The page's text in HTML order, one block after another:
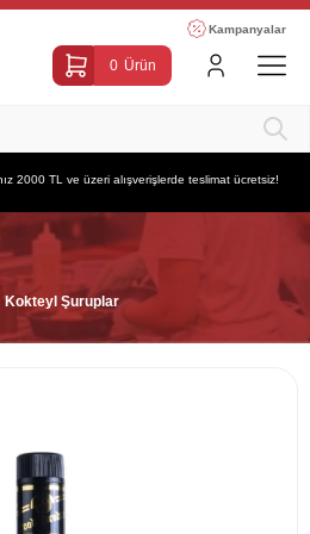
Kampanyalar
0 Ürün
2000 TL ve üzeri alışverişlerde teslimat ücretsiz!
Kokteyl Şuruplar